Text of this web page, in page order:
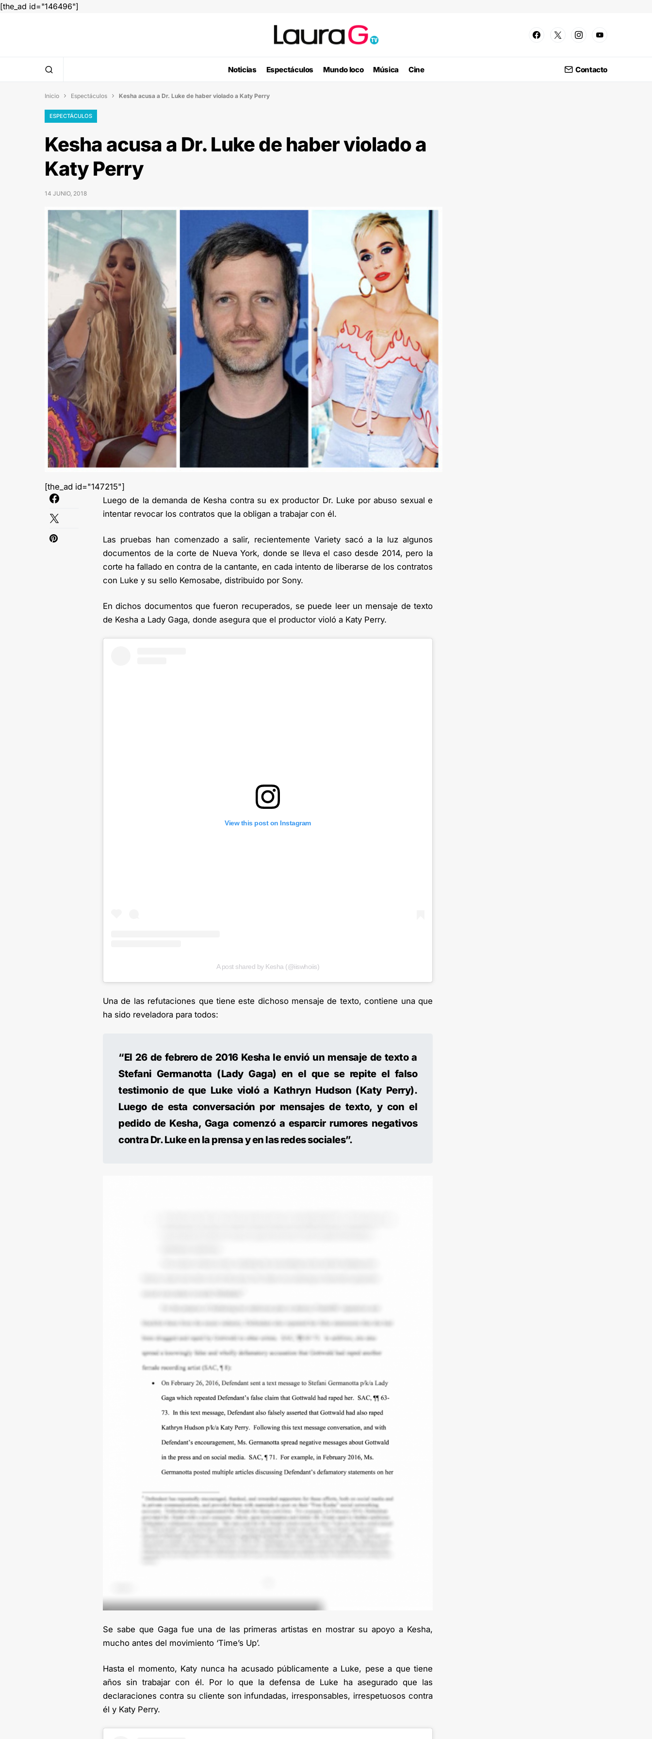
[the_ad id="146496"]
Noticias Espectáculos Mundo loco Música Cine Contacto
Inicio  Espectáculos  Kesha acusa a Dr. Luke de haber violado a Katy Perry
ESPECTÁCULOS
Kesha acusa a Dr. Luke de haber violado a
Katy Perry
14 JUNIO, 2018
[the_ad id="147215"]
Luego de la demanda de Kesha contra su ex productor Dr. Luke por abuso sexual e
intentar revocar los contratos que la obligan a trabajar con él.
Las pruebas han comenzado a salir, recientemente Variety sacó a la luz algunos
documentos de la corte de Nueva York, donde se lleva el caso desde 2014, pero la
corte ha fallado en contra de la cantante, en cada intento de liberarse de los contratos
con Luke y su sello Kemosabe, distribuido por Sony.
En dichos documentos que fueron recuperados, se puede leer un mensaje de texto
de Kesha a Lady Gaga, donde asegura que el productor violó a Katy Perry.
View this post on Instagram
A post shared by Kesha (@iiswhoiis)
Una de las refutaciones que tiene este dichoso mensaje de texto, contiene una que
ha sido reveladora para todos:
“El 26 de febrero de 2016 Kesha le envió un mensaje de texto a
Stefani Germanotta (Lady Gaga) en el que se repite el falso
testimonio de que Luke violó a Kathryn Hudson (Katy Perry).
Luego de esta conversación por mensajes de texto, y con el
pedido de Kesha, Gaga comenzó a esparcir rumores negativos
contra Dr. Luke en la prensa y en las redes sociales”.
Se sabe que Gaga fue una de las primeras artistas en mostrar su apoyo a Kesha,
mucho antes del movimiento ‘Time’s Up’.
Hasta el momento, Katy nunca ha acusado públicamente a Luke, pese a que tiene
años sin trabajar con él. Por lo que la defensa de Luke ha asegurado que las
declaraciones contra su cliente son infundadas, irresponsables, irrespetuosos contra
él y Katy Perry.